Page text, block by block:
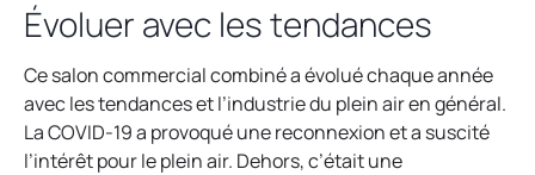
Évoluer avec les tendances
Ce salon commercial combiné a évolué chaque année
avec les tendances et l’industrie du plein air en général.
La COVID-19 a provoqué une reconnexion et a suscité
l’intérêt pour le plein air. Dehors, c’était une